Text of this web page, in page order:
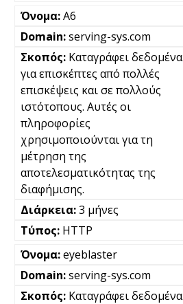
A6
serving-sys.com
Καταγράφει δεδομένα
για επισκέπτες από πολλές
επισκέψεις και σε πολλούς
ιστότοπους. Αυτές οι
πληροφορίες
χρησιμοποιούνται για τη
μέτρηση της
αποτελεσματικότητας της
διαφήμισης.
3 μήνες
HTTP
eyeblaster
serving-sys.com
Καταγράφει δεδομένα